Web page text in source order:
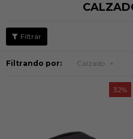
Filtrando por: Calzado
32